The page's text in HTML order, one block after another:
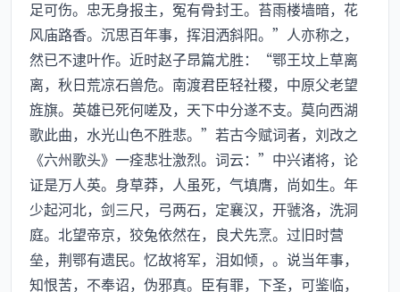
足可伤。忠无身报主，冤有骨封王。苔雨楼墙暗，花
风庙路香。沉思百年事，挥泪洒斜阳。”人亦称之，
然已不逮叶作。近时赵子昂篇尤胜：“鄂王坟上草离
离，秋日荒凉石兽危。南渡君臣轻社稷，中原父老望
旌旗。英雄已死何嗟及，天下中分遂不支。莫向西湖
歌此曲，水光山色不胜悲。”若古今赋词者，刘改之
《六州歌头》一痊悲壮激烈。词云：”中兴诸将，论
证是万人英。身草莽，人虽死，气填膺，尚如生。年
少起河北，剑三尺，弓两石，定襄汉，开虢洛，洗洞
庭。北望帝京，狡兔依然在，良犬先烹。过旧时营
垒，荆鄂有遗民。忆故将军，泪如倾，。说当年事，
知恨苦，不奉诏，伪邪真。臣有罪，下圣，可鉴临，